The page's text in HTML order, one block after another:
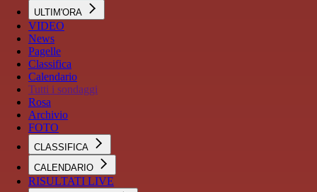
ULTIM'ORA
VIDEO
News
Pagelle
Classifica
Calendario
Tutti i sondaggi
Rosa
Archivio
FOTO
CLASSIFICA
CALENDARIO
RISULTATI LIVE